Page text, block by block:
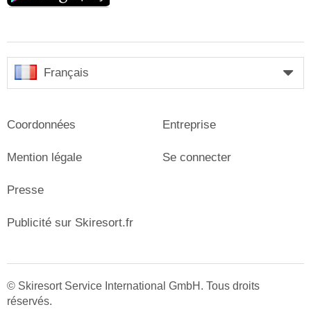
Français
Coordonnées
Mention légale
Presse
Entreprise
Se connecter
Publicité sur Skiresort.fr
© Skiresort Service International GmbH. Tous droits
réservés.